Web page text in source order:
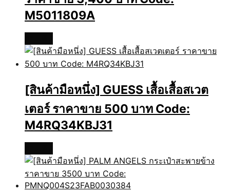
M5011809A
[สินค้ามือหนึ่ง] GUESS เสื้อเสื้อสเวต
เตอร์ ราคาขาย 500 บาท Code:
M4RQ34KBJ31